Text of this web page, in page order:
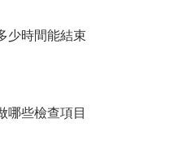
少時間能結束
哪些檢查項目